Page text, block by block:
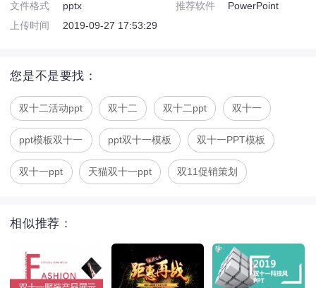
文件格式
pptx 推荐软件
PowerPoint
上传时间
2019-09-27 17:53:29
您是不是要找：
双十二活动ppt 双十二 双十二ppt 双十一
ppt模板双十一 ppt双十一模板 双十一PPT模板
双十一ppt 天猫双十一ppt 双11促销策划
相似推荐：